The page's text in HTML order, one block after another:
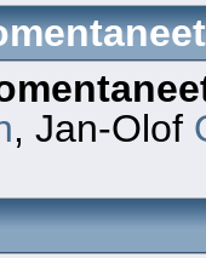
, Jan-Olof